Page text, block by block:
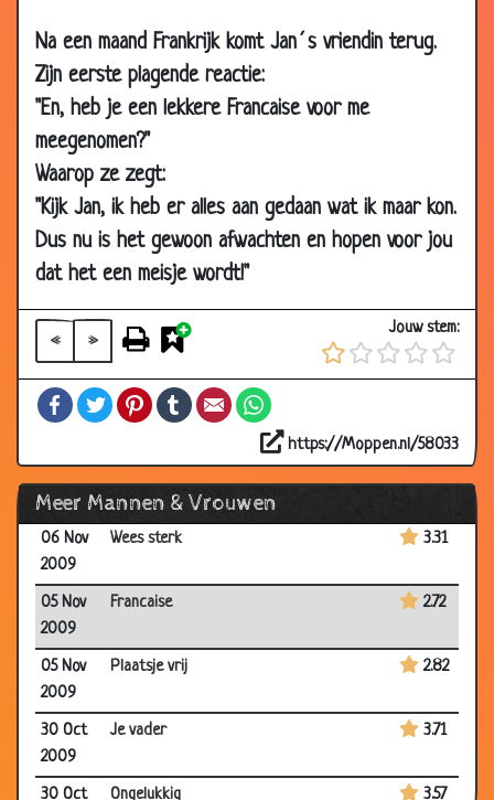
Na een maand Frankrijk komt Jan´s vriendin terug.
Zijn eerste plagende reactie:
"En, heb je een lekkere Francaise voor me
meegenomen?"
Waarop ze zegt:
"Kijk Jan, ik heb er alles aan gedaan wat ik maar kon.
Dus nu is het gewoon afwachten en hopen voor jou
dat het een meisje wordt!"
« »
Jouw stem:
FacebookTwitterPinterestTumblrEmail
https://Moppen.nl/58033
Meer Mannen & Vrouwen
30 Nov
2009
Vriendschap
27 Nov
2009
De verloving
27 Nov
2009
20 Nov
2009
Neusje wrijven 2.84
19 Nov
2009
Betrapt !!
16 Nov
Recept 3.57
09 Nov
Helderziend
2009
06 Nov
2009
Wees sterk 3.31
05 Nov
2009
Francaise 2.72
05 Nov
2009
Plaatsje vrij 2.82
30 Oct
2009
Je vader 3.71
30 Oct Ongelukkig 3.57